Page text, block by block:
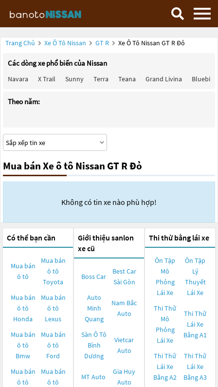
Trang Chủ Xe Ô Tô Nissan GT R Xe Ô Tô Nissan GT R Đỏ
Các dòng xe phổ biến của Nissan
Navara X Trail Sunny Terra Teana Grand Livina Bluebird
Theo năm:
Mua bán Xe ô tô Nissan GT R Đỏ
Không có tin xe nào phù hợp!
Có thể bạn cần
Mua bán
ô tô
Mua bán
ô tô
Toyota
Mua bán
ô tô
Honda
Mua bán
ô tô
Lexus
Mua bán
ô tô
Bmw
Mua bán
ô tô
Ford
Mua bán
ô tô
Mua bán
ô tô
Giới thiệu sanlon
xe cũ
Boss Car
Best Car
Sài Gòn
Auto
Minh
Quang
Nam Bắc
Auto
Sàn Ô Tô
Bình
Dương
Vietcar
Auto
MT Auto
Gia Huy
Auto
Thi thử bằng lái xe
Ôn Tập
Mô
Phỏng
Lái Xe
Ôn Tập
Lý
Thuyết
Lái Xe
Thi Thử
Mô
Phỏng
Lái Xe
Thi Thử
Lái Xe
Bằng A1
Thi Thử
Lái Xe
Bằng A2
Thi Thử
Lái Xe
Bằng A3